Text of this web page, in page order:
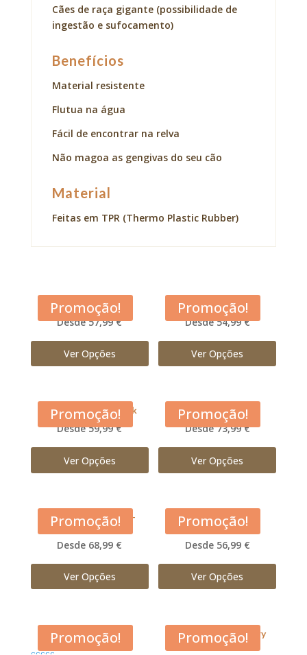
Cães de raça gigante (possibilidade de
ingestão e sufocamento)
Benefícios
Material resistente
Flutua na água
Fácil de encontrar na relva
Não magoa as gengivas do seu cão
Material
Feitas em TPR (Thermo Plastic Rubber)
Promoção!
Acana Adult Dog
Desde 57,99 €
Ver Opções
Promoção!
Acana Classic Red
Desde 54,99 €
Ver Opções
Promoção!
Acana Free Run Duck
Desde 59,99 €
Ver Opções
Promoção!
Acana Grasslands
Desde 73,99 €
Ver Opções
Promoção!
Acana Large Breed –
Adulto
Desde 68,99 €
Ver Opções
Promoção!
Acana Light and Fit
Desde 56,99 €
Ver Opções
Promoção!
Acana Pacifica Promoção!
Acana Prairie Poultry